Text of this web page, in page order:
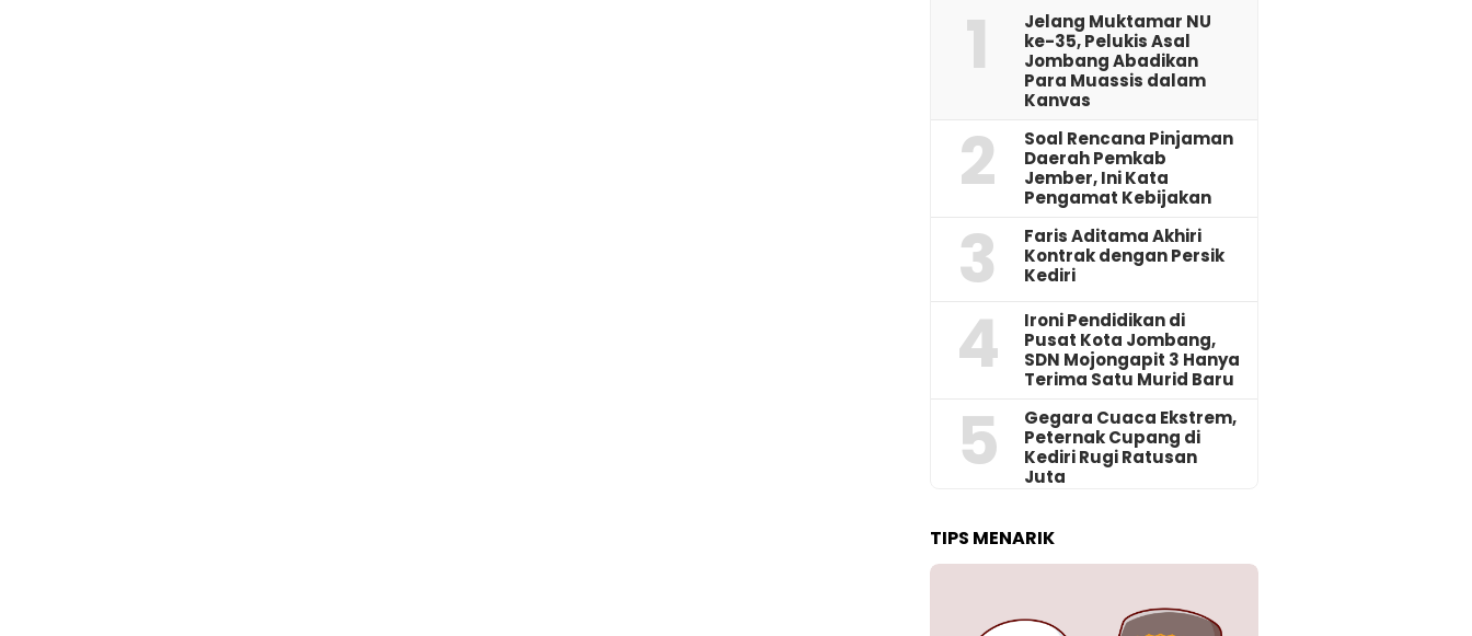
1
Jelang Muktamar NU
ke-35, Pelukis Asal
Jombang Abadikan
Para Muassis dalam
Kanvas
2
‎Soal Rencana Pinjaman
Daerah Pemkab
Jember, Ini Kata
Pengamat Kebijakan ‎
3
Faris Aditama Akhiri
Kontrak dengan Persik
Kediri
4
Ironi Pendidikan di
Pusat Kota Jombang,
SDN Mojongapit 3 Hanya
Terima Satu Murid Baru
5
‎Gegara Cuaca Ekstrem,
Peternak Cupang di
Kediri Rugi Ratusan
Juta
TIPS MENARIK